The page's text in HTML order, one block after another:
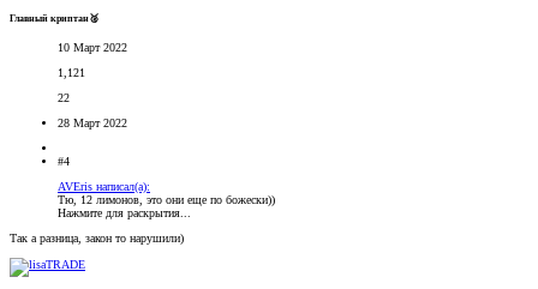
Главный криптан🥈
10 Март 2022
1,121
22
28 Март 2022
#4
AVEris написал(а):
Тю, 12 лимонов, это они еще по божески))
Нажмите для раскрытия...
Так а разница, закон то нарушили)